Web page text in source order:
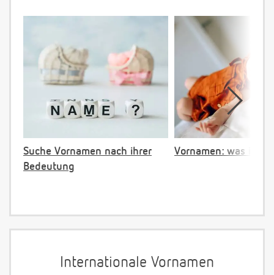
Suche Vornamen nach ihrer
Bedeutung
Vornamen: was ist
Internationale Vornamen